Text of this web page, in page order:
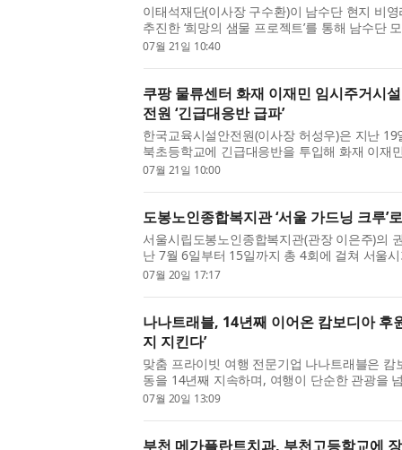
이태석재단(이사장 구수환)이 남수단 현지 비
추진한 ‘희망의 샘물 프로젝트’를 통해 남수단
180m 암반수를 개발하고 태양광 급수·정수시
07월 21일 10:40
쿠팡 물류센터 화재 이재민 임시주거시
전원 ‘긴급대응반 급파’
한국교육시설안전원(이사장 허성우)은 지난
북초등학교에 긴급대응반을 투입해 화재 이재
검을 실시했다고 밝혔다. 이번 점검은 지난 18
07월 21일 10:00
도봉노인종합복지관 ‘서울 가드닝 크루’
서울시립도봉노인종합복지관(관장 이은주)의
난 7월 6일부터 15일까지 총 4회에 걸쳐 서울
그램 ‘2026 서울 가드닝 크루’에 참여해 복지관
07월 20일 17:17
나나트래블, 14년째 이어온 캄보디아 후
지 지킨다’
맞춤 프라이빗 여행 전문기업 나나트래블은
동을 14년째 지속하며, 여행이 단순한 관광을
될 수 있다는 기업 철학을 이어가고 있다고 밝
07월 20일 13:09
부천 메가플란트치과, 부천고등학교에